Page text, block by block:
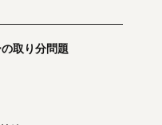
取り分問題